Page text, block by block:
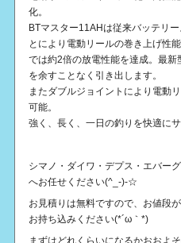
化。
BTマスター11AHは従来バッテリ
とにより電動リールの巻き上げ性
では約2倍の放電性能を達成。最
を余すことなく引き出します。
またダブルジョイントにより電動
可能。
強く、長く、一日の釣りを快適にサ
シマノ・ダイワ・デプス・エバー
へお任せください(^_-)-☆
お見積りは無料ですので、お値段
お持ち込みください(*´ω｀*)
まずはどれくらいになるかおおよ